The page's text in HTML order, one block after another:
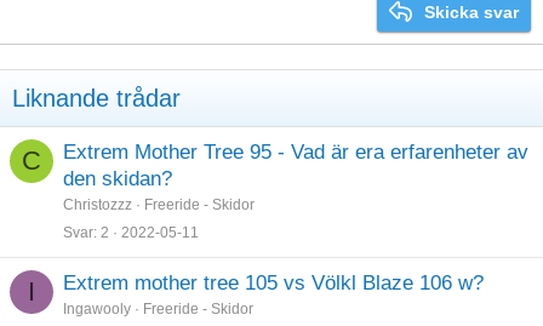
22
26
Times New Roman
Verdana
Skicka svar
Liknande trådar
C
Extrem Mother Tree 95 - Vad är era erfarenheter av
den skidan?
Christozzz
Freeride - Skidor
Svar 2 2022-05-11
I Extrem mother tree 105 vs Völkl Blaze 106 w?
Ingawooly
Freeride - Skidor